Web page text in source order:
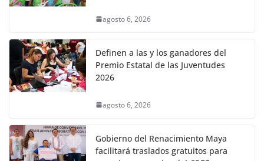
agosto 6, 2026
Definen a las y los ganadores del
Premio Estatal de las Juventudes
2026
agosto 6, 2026
Gobierno del Renacimiento Maya
facilitará traslados gratuitos para